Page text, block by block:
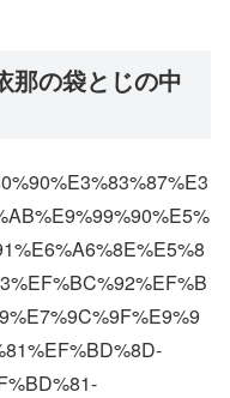
那の袋とじの中